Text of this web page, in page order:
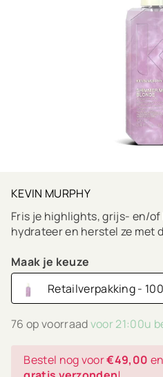
KEVIN MURPHY
Fris je highlights, grijs- en/
hydrateer en herstel ze met
Maak je keuze
Retailverpakking -
76 op voorraadvoor 21:00u
Bestel nog voor€49,00